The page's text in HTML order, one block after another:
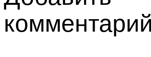
комментарий